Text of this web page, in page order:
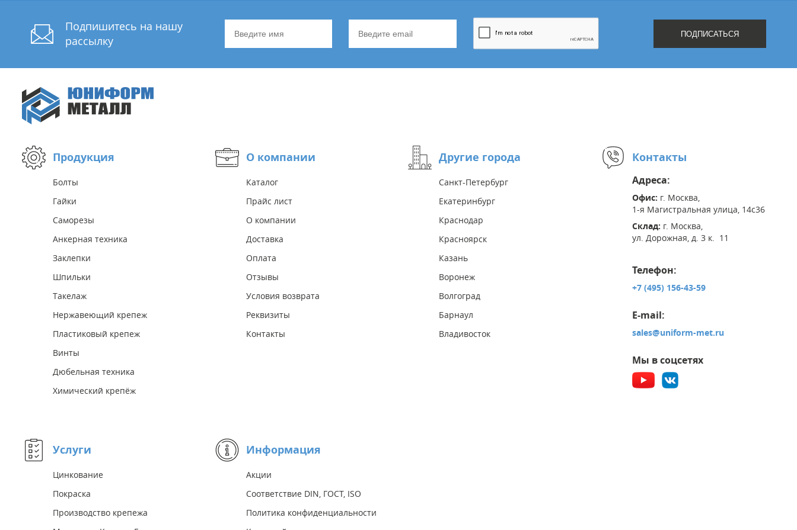
Подпишитесь на нашу
рассылку
Продукция
Болты
Гайки
Саморезы
Анкерная техника
Заклепки
Шпильки
Такелаж
Нержавеющий крепеж
Пластиковый крепеж
Винты
Дюбельная техника
Химический крепёж
Услуги
Цинкование
Покраска
Производство крепежа
О компании
Каталог
Прайс лист
О компании
Доставка
Оплата
Отзывы
Условия возврата
Реквизиты
Контакты
Информация
Акции
Соответствие DIN, ГОСТ, ISO
Политика конфиденциальности
Другие города
Санкт-Петербург
Екатеринбург
Краснодар
Красноярск
Казань
Воронеж
Волгоград
Барнаул
Владивосток
Контакты
Адреса:
Офис: г. Москва,
1-я Магистральная улица, 14с36
Склад: г. Москва,
ул. Дорожная, д. 3 к. 11
Телефон:
+7 (495) 156-43-59
E-mail:
sales@uniform-met.ru
Мы в соцсетях